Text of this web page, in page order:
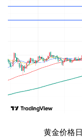
黄金价格